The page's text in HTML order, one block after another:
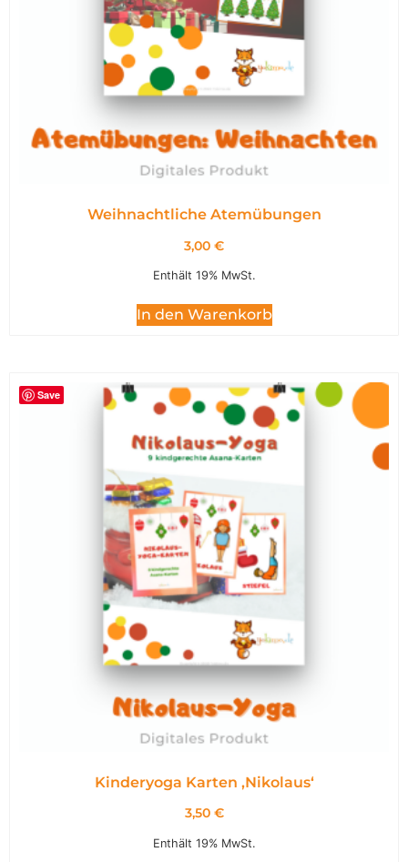
Weihnachtliche Atemübungen
3,00 €
Enthält 19% MwSt.
In den Warenkorb
Save
Kinderyoga Karten ,Nikolaus‘
3,50 €
Enthält 19% MwSt.